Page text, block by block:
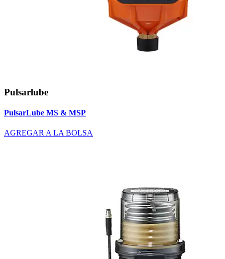
Pulsarlube
PulsarLube MS & MSP
AGREGAR A LA BOLSA